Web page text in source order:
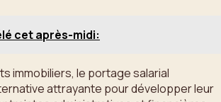
cet après-midi:
immobiliers, le portage salarial
attrayante pour développer leur